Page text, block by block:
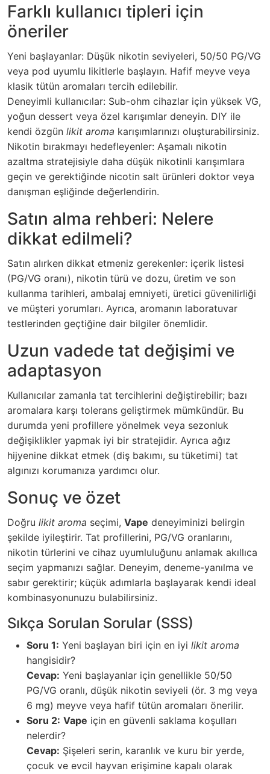
Farklı kullanıcı tipleri için
öneriler
Yeni başlayanlar: Düşük nikotin seviyeleri, 50/50 PG/VG
veya pod uyumlu likitlerle başlayın. Hafif meyve veya
klasik tütün aromaları tercih edilebilir.
Deneyimli kullanıcılar: Sub-ohm cihazlar için yüksek VG,
yoğun dessert veya özel karışımlar deneyin. DIY ile
kendi özgün likit aroma karışımlarınızı oluşturabilirsiniz.
Nikotin bırakmayı hedefleyenler: Aşamalı nikotin
azaltma stratejisiyle daha düşük nikotinli karışımlara
geçin ve gerektiğinde nicotin salt ürünleri doktor veya
danışman eşliğinde değerlendirin.
Satın alma rehberi: Nelere
dikkat edilmeli?
Satın alırken dikkat etmeniz gerekenler: içerik listesi
(PG/VG oranı), nikotin türü ve dozu, üretim ve son
kullanma tarihleri, ambalaj emniyeti, üretici güvenilirliği
ve müşteri yorumları. Ayrıca, aromanın laboratuvar
testlerinden geçtiğine dair bilgiler önemlidir.
Uzun vadede tat değişimi ve
adaptasyon
Kullanıcılar zamanla tat tercihlerini değiştirebilir; bazı
aromalara karşı tolerans geliştirmek mümkündür. Bu
durumda yeni profillere yönelmek veya sezonluk
değişiklikler yapmak iyi bir stratejidir. Ayrıca ağız
hijyenine dikkat etmek (diş bakımı, su tüketimi) tat
algınızı korumanıza yardımcı olur.
Sonuç ve özet
Doğru likit aroma seçimi, Vape deneyiminizi belirgin
şekilde iyileştirir. Tat profillerini, PG/VG oranlarını,
nikotin türlerini ve cihaz uyumluluğunu anlamak akıllıca
seçim yapmanızı sağlar. Deneyim, deneme-yanılma ve
sabır gerektirir; küçük adımlarla başlayarak kendi ideal
kombinasyonunuzu bulabilirsiniz.
Sıkça Sorulan Sorular (SSS)
Soru 1: Yeni başlayan biri için en iyi likit aroma
hangisidir?
Cevap: Yeni başlayanlar için genellikle 50/50
PG/VG oranlı, düşük nikotin seviyeli (ör. 3 mg veya
6 mg) meyve veya hafif tütün aromaları önerilir.
Soru 2: Vape için en güvenli saklama koşulları
nelerdir?
Cevap: Şişeleri serin, karanlık ve kuru bir yerde,
çocuk ve evcil hayvan erişimine kapalı olarak